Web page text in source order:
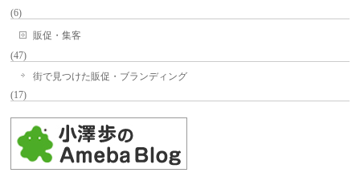
(6)
販促・集客
(47)
街で見つけた販促・ブランディング
(17)